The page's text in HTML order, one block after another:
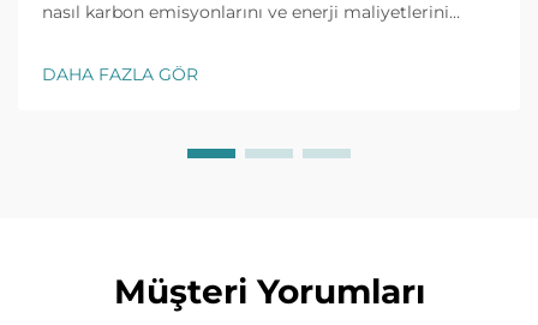
nasıl karbon emisyonlarını ve enerji maliyetlerini
kanıtlanmış sürdürülebilirlik çözümleri. Bugün daha
fazla bilgi edinin.
DAHA FAZLA GÖR
Müşteri Yorumları